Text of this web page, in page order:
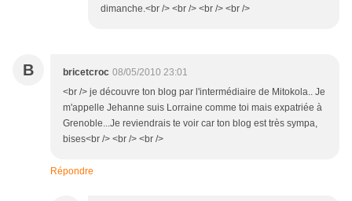
dimanche.<br /> <br /> <br /> <br />
B bricetcroc 08/05/2010 23:01
<br /> je découvre ton blog par l'intermédiaire de Mitokola.. Je
m'appelle Jehanne suis Lorraine comme toi mais expatriée à
Grenoble...Je reviendrais te voir car ton blog est très sympa,
bises<br /> <br /> <br />
Répondre